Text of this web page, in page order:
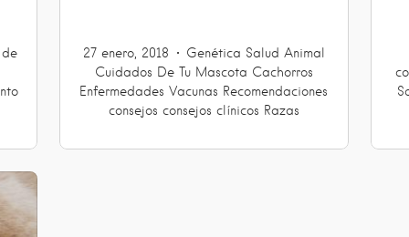
de 27 enero, 2018 Genética Salud Animal
Cuidados De Tu Mascota Cachorros
Enfermedades Vacunas Recomendaciones
consejos consejos clínicos Razas